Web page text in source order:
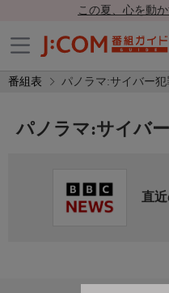
この夏、心を動
番組表 パノラマ:サイバー
パノラマ:サイバ
直